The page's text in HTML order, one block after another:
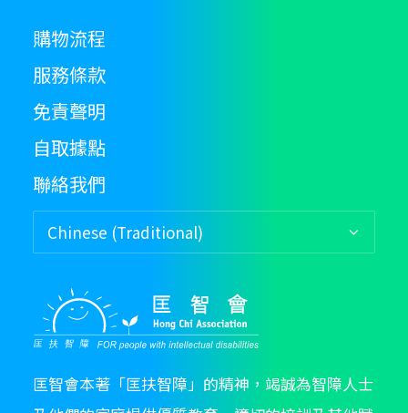
購物流程
服務條款
免責聲明
自取據點
聯絡我們
匡智會本著「匡扶智障」的精神，竭誠為智障人士